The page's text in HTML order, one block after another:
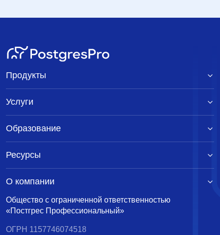
Re: pg_group_name_index corrupt? Bruce Momjian
Re: pg_group_name_index corrupt?
Re: pg_group_name_index corrupt?
Hacker <scrappy@hub.org> 4 мая 2000 г. в
15:40:59
Re: pg_group_name_index corrupt? The Hermit
Hacker <scrappy@hub.org>
4 мая 2000 г. в 12:01:56
Re: pg_group_name_index corrupt? Tom Lane
<tgl@sss.pgh.pa.us>
Re: pg_group_name_index corrupt? The Hermit
Hacker <scrappy@hub.org>
Re: pg_group_name_index corrupt? Tom Lane
<tgl@sss.pgh.pa.us> 4 мая 2000 г. в 16:05:57
Re: pg_group_name_index corrupt?
Общество с ограниченной ответственностью
«Постгрес Профессиональный»
ОГРН 1157746074518
Продукты
Услуги
Образование
Ресурсы
О компании